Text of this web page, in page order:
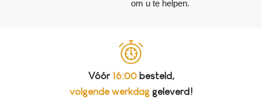
om u te helpen.
Vóór 16:00besteld,
volgende werkdaggeleverd!